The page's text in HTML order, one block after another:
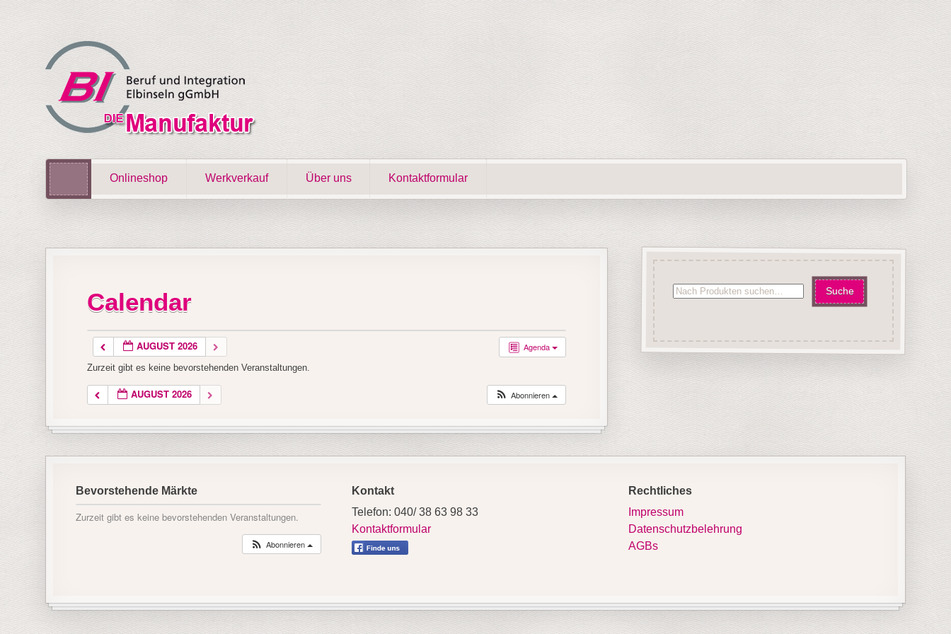
Onlineshop Werkverkauf Über uns Kontaktformular
Calendar
Agenda
AUGUST 2026
Zurzeit gibt es keine bevorstehenden Veranstaltungen.
AUGUST 2026 Abonnieren
Bevorstehende Märkte
Zurzeit gibt es keine bevorstehenden Veranstaltungen.
Abonnieren
Kontakt
Telefon: 040/ 38 63 98 33
Kontaktformular
Rechtliches
Impressum
Datenschutzbelehrung
AGBs